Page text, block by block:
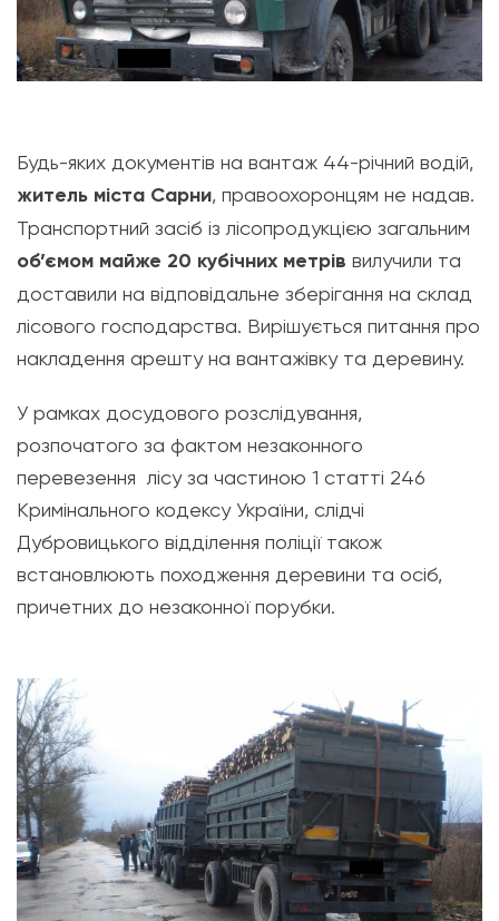
Будь-яких документів на вантаж 44-річний водій,
житель міста Сарни, правоохоронцям не надав.
Транспортний засіб із лісопродукцією загальним
об’ємом майже 20 кубічних метрів вилучили та
доставили на відповідальне зберігання на склад
лісового господарства. Вирішується питання про
накладення арешту на вантажівку та деревину.
У рамках досудового розслідування,
розпочатого за фактом незаконного
перевезення лісу за частиною 1 статті 246
Кримінального кодексу України, слідчі
Дубровицького відділення поліції також
встановлюють походження деревини та осіб,
причетних до незаконної порубки.